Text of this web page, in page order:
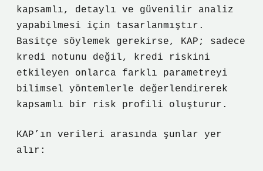
kapsamlı, detaylı ve güvenilir analiz
yapabilmesi için tasarlanmıştır.
Basitçe söylemek gerekirse, KAP; sadece
kredi notunu değil, kredi riskini
etkileyen onlarca farklı parametreyi
bilimsel yöntemlerle değerlendirerek
kapsamlı bir risk profili oluşturur.
KAP’ın verileri arasında şunlar yer
alır: